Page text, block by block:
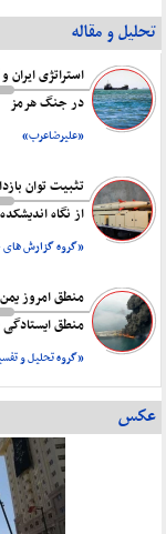
تحلیل و مقاله
استراتژی ایران و
در جنگ هرمز
«علیرضاعرب»
تثبیت توان
از نگاه
«گروه گزارش
منطق امروز یمن
منطق ایستادگی
«گروه تحلیل و
عکس